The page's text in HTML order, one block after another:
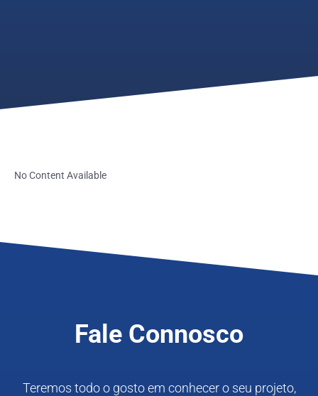
No Content Available
Fale Connosco
Teremos todo o gosto em conhecer o seu projeto,